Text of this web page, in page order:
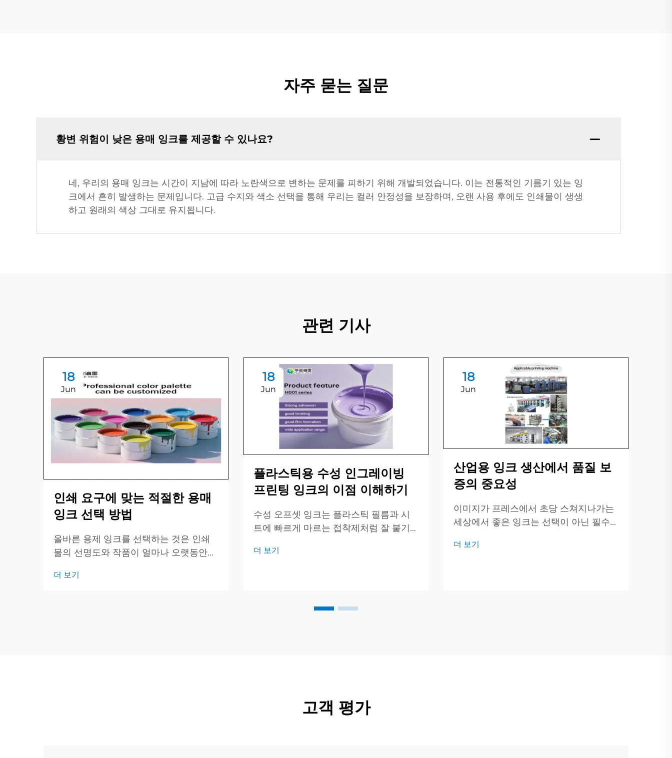
자주 묻는 질문
황변 위험이 낮은 용매 잉크를 제공할 수 있나요?
네, 우리의 용매 잉크는 시간이 지남에 따라 노란색으로 변하는 문제를 피하기 위해 개발되었습니다. 이는 전통적인 기름기 있는 잉
크에서 흔히 발생하는 문제입니다. 고급 수지와 색소 선택을 통해 우리는 컬러 안정성을 보장하며, 오랜 사용 후에도 인쇄물이 생생
하고 원래의 색상 그대로 유지됩니다.
관련 기사
18
Jun
인쇄 요구에 맞는 적절한 용매
잉크 선택 방법
올바른 용제 잉크를 선택하는 것은 인쇄
물의 선명도와 작품이 얼마나 오랫동안
문에 중요합니다. 이 간단한 가이드는 주
더 보기
18
Jun
플라스틱용 수성 인그레이빙
프린팅 잉크의 이점 이해하기
수성 오프셋 잉크는 플라스틱 필름과 시
트에 빠르게 마르는 접착제처럼 잘 붙기
시키고 있습니다. 혼합물이 강한 용매 대
더 보기
18
Jun
산업용 잉크 생산에서 품질 보
증의 중요성
이미지가 프레스에서 초당 스쳐지나가는
세상에서 좋은 잉크는 선택이 아닌 필수
드럼, 병, 캔을 꼼꼼히 확인하여 구매자가
더 보기
고객 평가